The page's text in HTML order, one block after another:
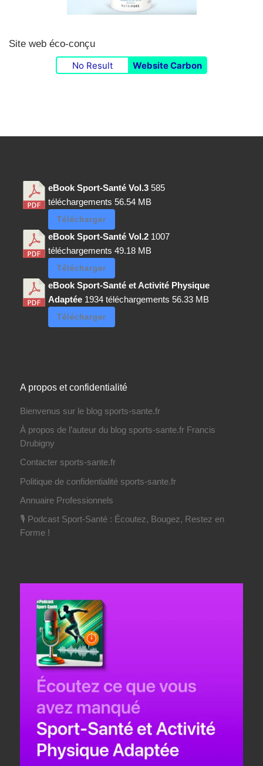
Site web éco-conçu
No Result Website Carbon
eBook Sport-Santé Vol.3 585
téléchargements 56.54 MB
Télécharger
eBook Sport-Santé Vol.2 1007
téléchargements 49.18 MB
Télécharger
eBook Sport-Santé et Activité Physique
Adaptée 1934 téléchargements 56.33 MB
Télécharger
A propos et confidentialité
Bienvenus sur le blog sports-sante.fr
À propos de l’auteur du blog sports-sante.fr Francis
Drubigny
Contacter sports-sante.fr
Politique de confidentialité sports-sante.fr
Annuaire Professionnels
🎙️ Podcast Sport-Santé : Écoutez, Bougez, Restez en
Forme !